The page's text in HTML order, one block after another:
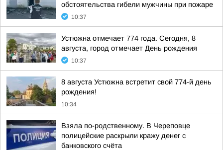
обстоятельства гибели мужчины при пожаре
10:37
Устюжна отмечает 774 года. Сегодня, 8
августа, город отмечает День рождения
10:37
8 августа Устюжна встретит свой 774-й день
рождения!
10:34
Взяла по-родственному. В Череповце
полицейские раскрыли кражу денег с
банковского счёта